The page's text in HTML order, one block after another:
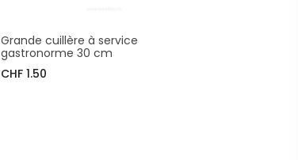
Grande cuillère à service
gastronorme 30 cm
CHF 1.50